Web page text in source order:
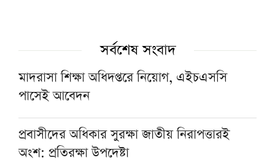
সর্বশেষ সংবাদ
মাদরাসা শিক্ষা অধিদপ্তরে নিয়োগ, এইচএসসি
পাসেই আবেদন
প্রবাসীদের অধিকার সুরক্ষা জাতীয় নিরাপত্তারই
অংশ: প্রতিরক্ষা উপদেষ্টা